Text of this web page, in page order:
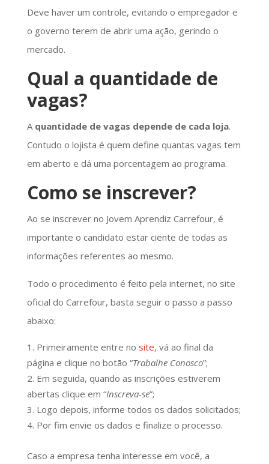
Deve haver um controle, evitando o empregador e
o governo terem de abrir uma ação, gerindo o
mercado.
Qual a quantidade de
vagas?
A quantidade de vagas depende de cada loja.
Contudo o lojista é quem define quantas vagas tem
em aberto e dá uma porcentagem ao programa.
Como se inscrever?
Ao se inscrever no Jovem Aprendiz Carrefour, é
importante o candidato estar ciente de todas as
informações referentes ao mesmo.
Todo o procedimento é feito pela internet, no site
oficial do Carrefour, basta seguir o passo a passo
abaixo:
Primeiramente entre no site, vá ao final da
página e clique no botão “Trabalhe Conosco”;
Em seguida, quando as inscrições estiverem
abertas clique em “Inscreva-se”;
Logo depois, informe todos os dados solicitados;
Por fim envie os dados e finalize o processo.
Caso a empresa tenha interesse em você, a